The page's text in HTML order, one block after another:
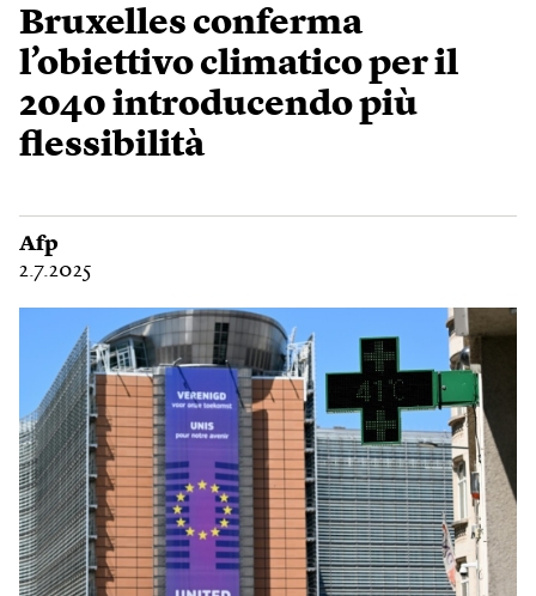
Bruxelles conferma
l’obiettivo climatico per il
2040 introducendo più
flessibilità
Afp
2.7.2025